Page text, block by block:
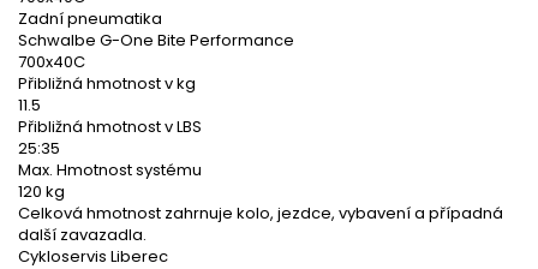
Zadní pneumatika
Schwalbe G-One Bite Performance
700x40C
Přibližná hmotnost v kg
11.5
Přibližná hmotnost v LBS
25:35
Max. Hmotnost systému
120 kg
Celková hmotnost zahrnuje kolo, jezdce, vybavení a případná
další zavazadla.
Cykloservis Liberec